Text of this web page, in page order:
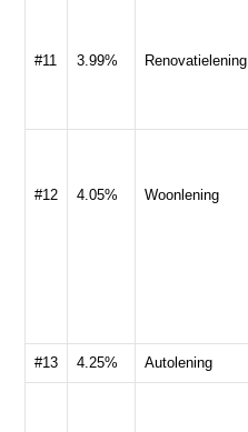
#11 3.99% Renovatielening
#12 4.05% Woonlening
#13 4.25% Autolening